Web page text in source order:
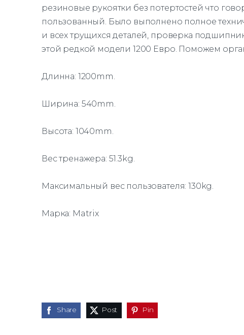
резиновые рукоятки без потертостей что
пользованный. Было выполнено полное
и всех трущихся деталей, проверка
этой редкой модели 1200 Евро. Поможем
Длинна: 1200mm.
Ширина: 540mm.
Высота: 1040mm.
Вес тренажера: 51.3kg.
Максимальный вес пользователя: 130kg.
Марка: Matrix
Share Post Pin